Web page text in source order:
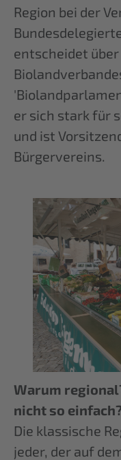
Region bei der
entscheidet
er sich stark für
und ist
Bürgervereins.
Warum
nicht so
Die klassische
jeder, der auf